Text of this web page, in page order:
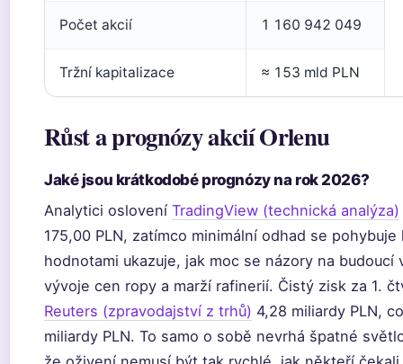
Počet akcií 1 160 942 049
Tržní kapitalizace ≈ 153 mld PLN
Růst a prognózy akcií Orlenu
Jaké jsou krátkodobé prognózy na rok 2026?
Analytici oslovení TradingView (technická analýza)
175,00 PLN, zatímco minimální odhad se
hodnotami ukazuje, jak moc se názory na
vývoje cen ropy a marží rafinerií. Čistý zisk za 1.
Reuters (zpravodajství z trhů) 4,28 miliardy PLN,
miliardy PLN. To samo o sobě nevrhá špatné